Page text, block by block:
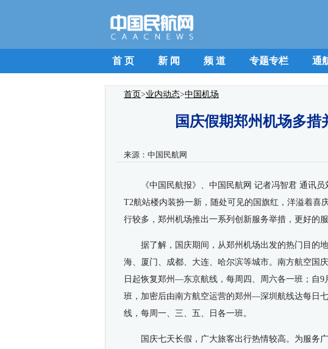
首 页 新 闻 频 道 专题专栏 通
首页>业内动态>中国机场
国庆假期郑州机场多
来源： 中国民航网
《中国民航报》、中国民航网 记者冯智君 通讯员
T2航站楼内装扮一新，随处可见的国旗红，洋溢着喜
行较多，郑州机场推出一系列创新服务举措，更好的
据了解，国庆期间，从郑州机场出发的热门目的
海、厦门、成都、大连、哈尔滨等城市。南方航空国
日起恢复郑州 —东京航线，每周四、周六各一班；自9
班，加密后由南方航空运营的郑州—深圳航线达每日
线，每周一、三、五、日各一班。
国庆七天长假，广大旅客出行热情较高。为服务